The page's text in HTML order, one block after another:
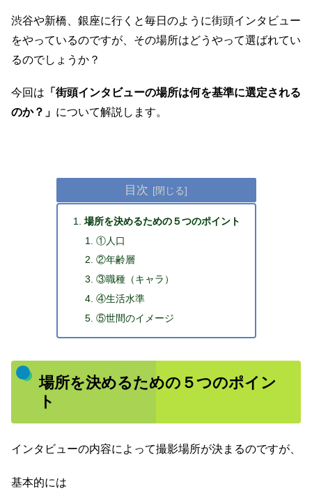
渋谷や新橋、銀座に行くと毎日のように街頭インタビュー
をやっているのですが、その場所はどうやって選ばれてい
るのでしょうか？
今回は 「街頭インタビューの場所は何を基準に選定される
のか？」 について解説します。
目次
場所を決めるための５つのポイント
①人口
②年齢層
③職種（キャラ）
④生活水準
⑤世間のイメージ
場所を決めるための５つのポイン
ト
インタビューの内容によって撮影場所が決まるのですが、
基本的には